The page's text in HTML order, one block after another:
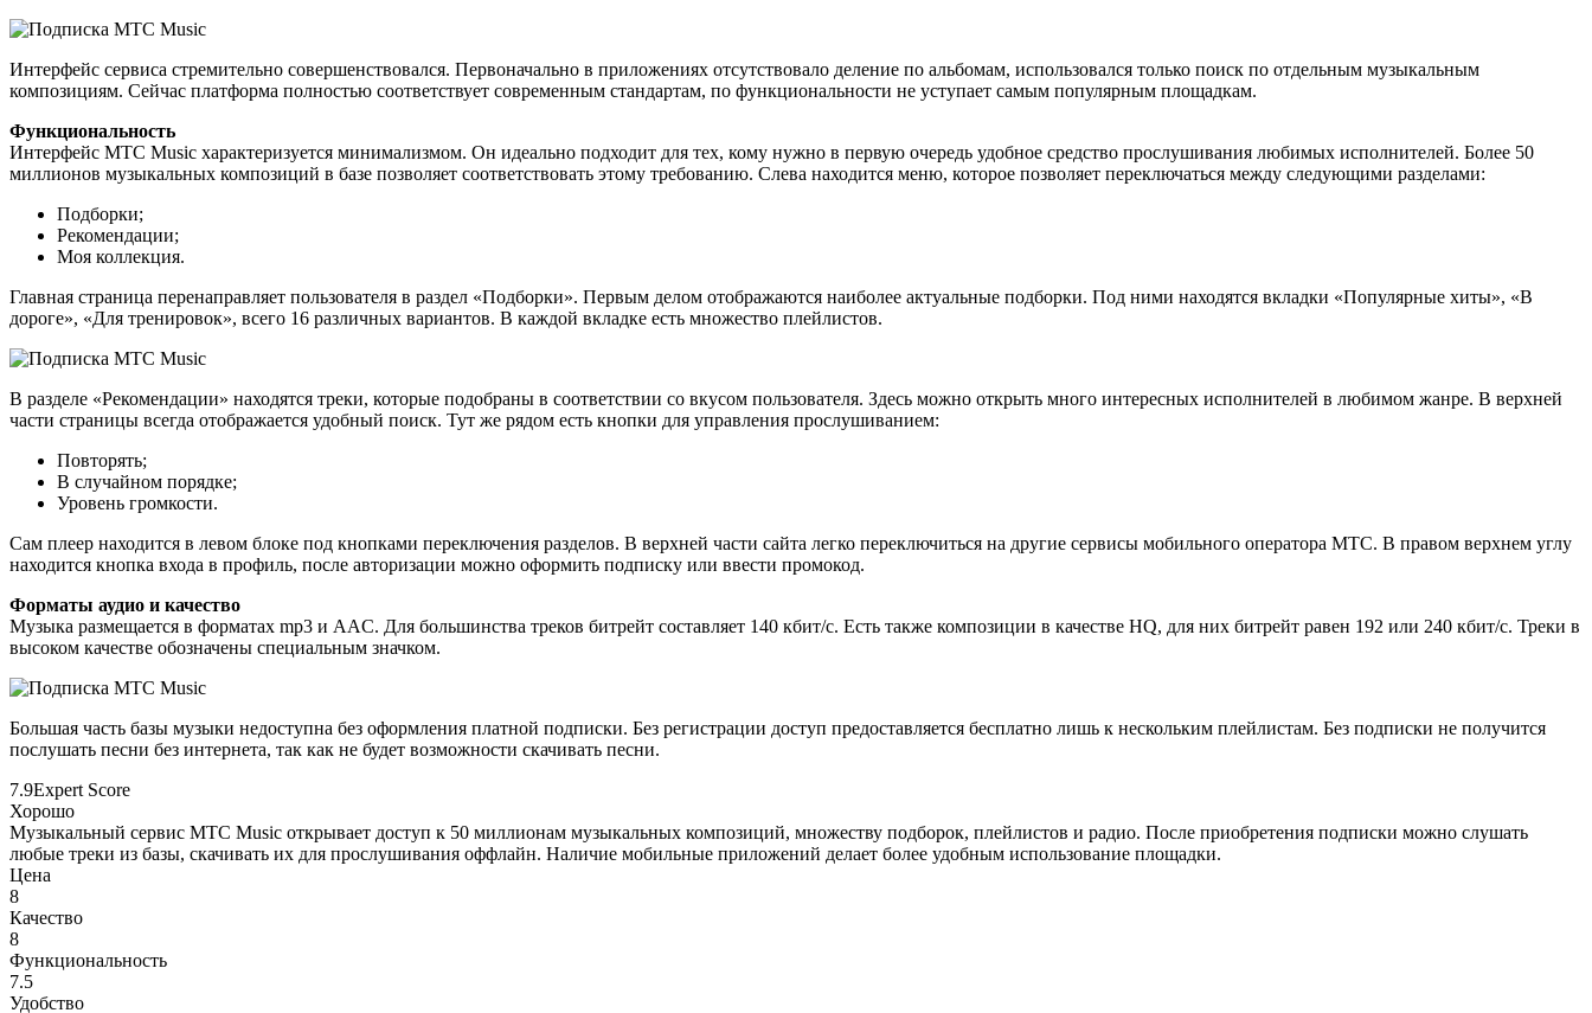
Интерфейс сервиса стремительно совершенствовался. Первоначально в приложениях отсутствовало деление по альбомам, использовался только поиск по отдельным музыкальным
композициям. Сейчас платформа полностью соответствует современным стандартам, по функциональности не уступает самым популярным площадкам.
Функциональность
Интерфейс MTC Music характеризуется минимализмом. Он идеально подходит для тех, кому нужно в первую очередь удобное средство прослушивания любимых исполнителей. Более 50
миллионов музыкальных композиций в базе позволяет соответствовать этому требованию. Слева находится меню, которое позволяет переключаться между следующими разделами:
Подборки;
Рекомендации;
Моя коллекция.
Главная страница перенаправляет пользователя в раздел «Подборки». Первым делом отображаются наиболее актуальные подборки. Под ними находятся вкладки «Популярные хиты», «В
дороге», «Для тренировок», всего 16 различных вариантов. В каждой вкладке есть множество плейлистов.
В разделе «Рекомендации» находятся треки, которые подобраны в соответствии со вкусом пользователя. Здесь можно открыть много интересных исполнителей в любимом жанре. В верхней
части страницы всегда отображается удобный поиск. Тут же рядом есть кнопки для управления прослушиванием:
Повторять;
В случайном порядке;
Уровень громкости.
Сам плеер находится в левом блоке под кнопками переключения разделов. В верхней части сайта легко переключиться на другие сервисы мобильного оператора МТС. В правом верхнем углу
находится кнопка входа в профиль, после авторизации можно оформить подписку или ввести промокод.
Форматы аудио и качество
Музыка размещается в форматах mp3 и AAC. Для большинства треков битрейт составляет 140 кбит/с. Есть также композиции в качестве HQ, для них битрейт равен 192 или 240 кбит/с. Треки в
высоком качестве обозначены специальным значком.
Большая часть базы музыки недоступна без оформления платной подписки. Без регистрации доступ предоставляется бесплатно лишь к нескольким плейлистам. Без подписки не получится
послушать песни без интернета, так как не будет возможности скачивать песни.
7.9Expert Score
Хорошо
Музыкальный сервис MTC Music открывает доступ к 50 миллионам музыкальных композиций, множеству подборок, плейлистов и радио. После приобретения подписки можно слушать
любые треки из базы, скачивать их для прослушивания оффлайн. Наличие мобильные приложений делает более удобным использование площадки.
Цена
8
Качество
8
Функциональность
7.5
Удобство